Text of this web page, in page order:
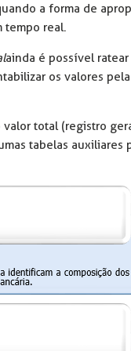
a forma de
tempo real.
ainda é possível
os valores
total (registro
tabelas